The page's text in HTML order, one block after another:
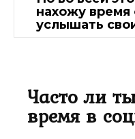
нахожу время
услышать
Часто ли
время в